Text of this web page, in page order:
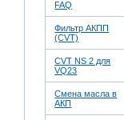
FAQ
Фильтр АКПП
(CVT)
CVT NS 2 для
VQ23
Смена масла в
АКП